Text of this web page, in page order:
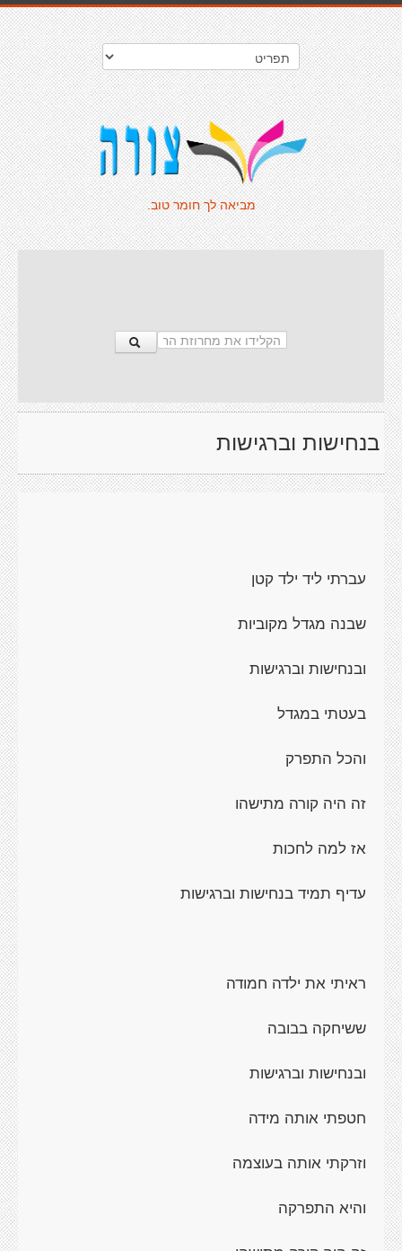
מביאה לך חומר טוב.
בנחישות וברגישות
עברתי ליד ילד קטן
שבנה מגדל מקוביות
ובנחישות וברגישות
בעטתי במגדל
והכל התפרק
זה היה קורה מתישהו
אז למה לחכות
עדיף תמיד בנחישות וברגישות
ראיתי את ילדה חמודה
ששיחקה בבובה
ובנחישות וברגישות
חטפתי אותה מידה
וזרקתי אותה בעוצמה
והיא התפרקה